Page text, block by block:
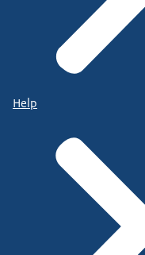
Help